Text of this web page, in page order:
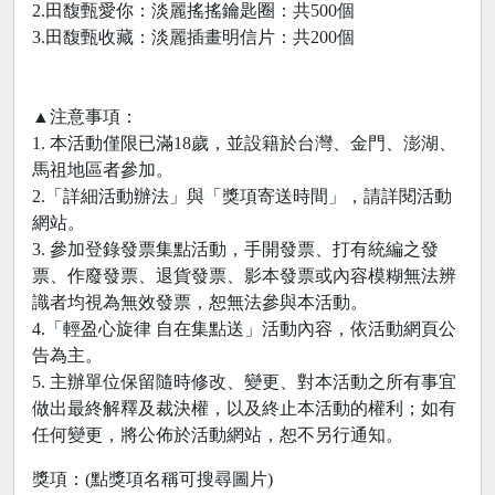
2.田馥甄愛你：淡麗搖搖鑰匙圈：共500個
3.田馥甄收藏：淡麗插畫明信片：共200個
▲注意事項：
1. 本活動僅限已滿18歲，並設籍於台灣、金門、澎湖、
馬祖地區者參加。
2.「詳細活動辦法」與「獎項寄送時間」，請詳閱活動
網站。
3. 參加登錄發票集點活動，手開發票、打有統編之發
票、作廢發票、退貨發票、影本發票或內容模糊無法辨
識者均視為無效發票，恕無法參與本活動。
4.「輕盈心旋律 自在集點送」活動內容，依活動網頁公
告為主。
5. 主辦單位保留隨時修改、變更、對本活動之所有事宜
做出最終解釋及裁決權，以及終止本活動的權利；如有
任何變更，將公佈於活動網站，恕不另行通知。
獎項：(點獎項名稱可搜尋圖片)